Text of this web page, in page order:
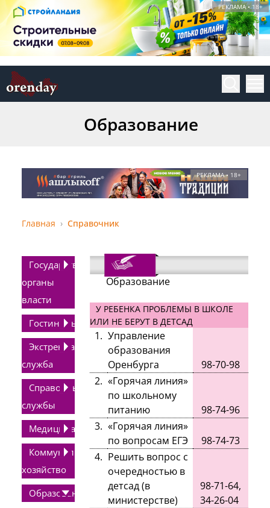
РЕКЛАМА • 18+
Образование
РЕКЛАМА • 18+
Главная Справочник
Государство,
органы
власти
Гостиницы
Экстренная
служба
Справочные
службы
Медицина
Коммунальное
хозяйство
Образование
Образование
У РЕБЕНКА ПРОБЛЕМЫ В ШКОЛЕ
ИЛИ НЕ БЕРУТ В ДЕТСАД
1. Управление
образования
Оренбурга
98-70-98
2. «Горячая линия»
по школьному
питанию
98-74-96
3. «Горячая линия»
по вопросам ЕГЭ
98-74-73
4. Решить вопрос с
очередностью в
детсад (в
министерстве)
98-71-64,
34-26-04